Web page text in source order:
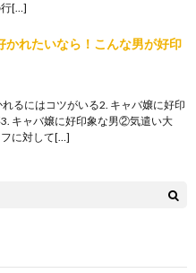
行[…]
かれたいなら！こんな男が好印
るにはコツがいる2. キャバ嬢に好印
キャバ嬢に好印象な男②気遣い大
に対して[…]